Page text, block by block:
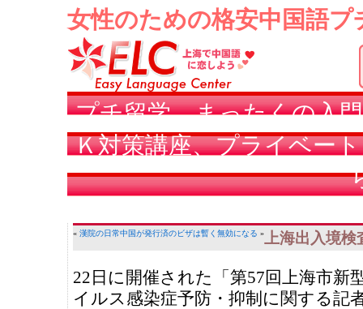
女性のための格安中国語
プチ留学、まったくの入
Ｋ対策講座、プライベー
« 漢院の日常中国が発行済のビザは暫く無効になる »上海出入境検
22日に開催された「第57回上海市新
イルス感染症予防・抑制に関する記